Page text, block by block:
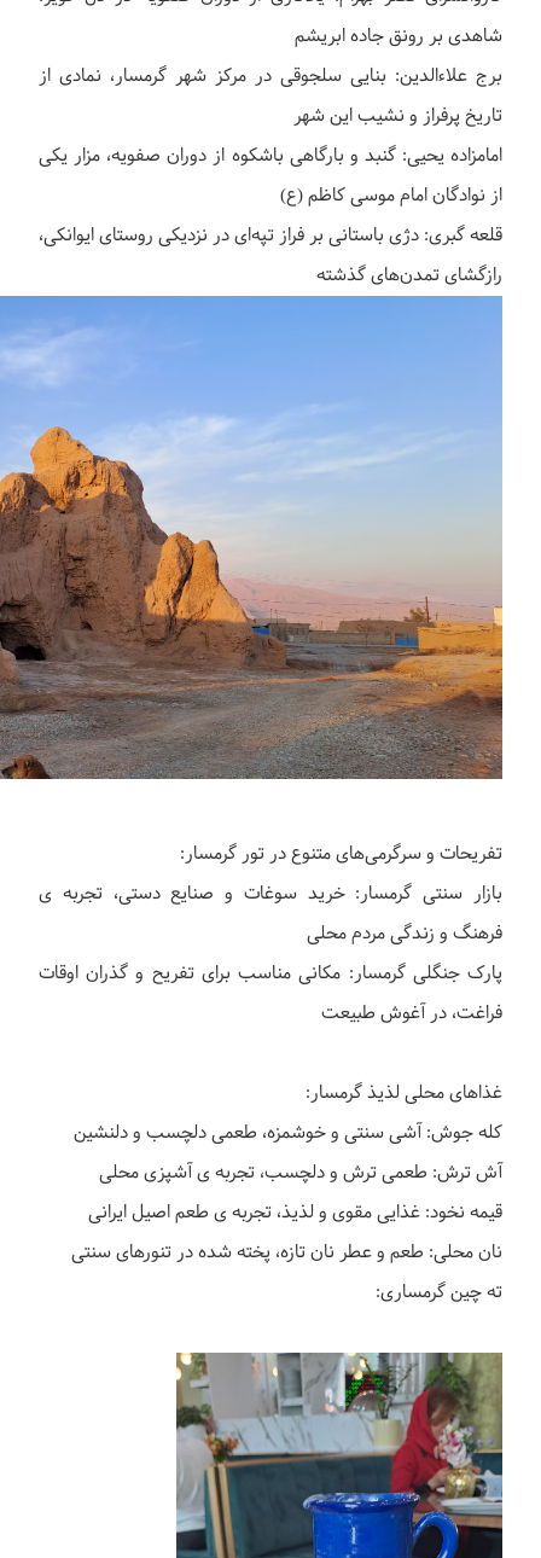
شاهدی بر رونق جاده ابریشم
برج علاءالدین: بنایی سلجوقی در مرکز شهر گرمسار، نمادی از
تاریخ پرفراز و نشیب این شهر
امامزاده یحیی: گنبد و بارگاهی باشکوه از دوران صفویه، مزار یکی
از نوادگان امام موسی کاظم (ع)
قلعه گبری: دژی باستانی بر فراز تپه‌ای در نزدیکی روستای ایوانکی،
رازگشای تمدن‌های گذشته
تفریحات و سرگرمی‌های متنوع در تور گرمسار:
بازار سنتی گرمسار: خرید سوغات و صنایع دستی، تجربه ی
فرهنگ و زندگی مردم محلی
پارک جنگلی گرمسار: مکانی مناسب برای تفریح و گذران اوقات
فراغت، در آغوش طبیعت
غذاهای محلی لذیذ گرمسار:
کله جوش: آشی سنتی و خوشمزه، طعمی دلچسب و دلنشین
آش ترش: طعمی ترش و دلچسب، تجربه ی آشپزی محلی
قیمه نخود: غذایی مقوی و لذیذ، تجربه ی طعم اصیل ایرانی
نان محلی: طعم و عطر نان تازه، پخته شده در تنورهای سنتی
ته چین گرمساری: